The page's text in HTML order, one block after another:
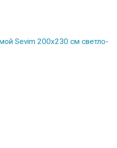
Sevim 200x230 см светло-